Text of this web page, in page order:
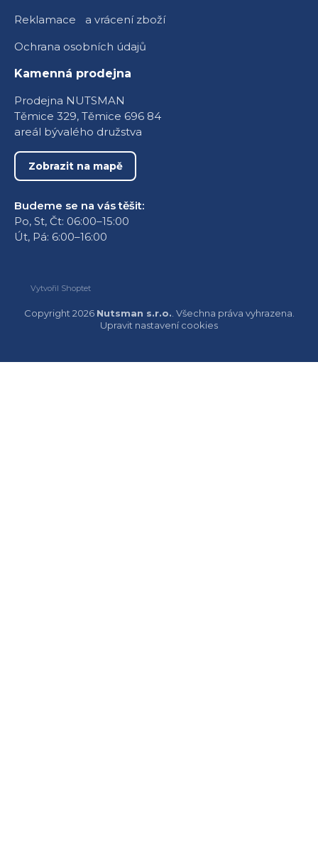
Reklamace a vrácení zboží
Ochrana osobních údajů
Kamenná prodejna
Prodejna NUTSMAN
Těmice 329, Těmice 696 84
areál bývalého družstva
Zobrazit na mapě
Budeme se na vás těšit:
Po, St, Čt: 06:00–15:00
Út, Pá: 6:00–16:00
Vytvořil Shoptet
Copyright 2026 Nutsman s.r.o. . Všechna práva vyhrazena.
Upravit nastavení cookies